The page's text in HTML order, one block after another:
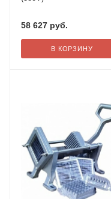
58 627 руб.
В КОРЗИНУ